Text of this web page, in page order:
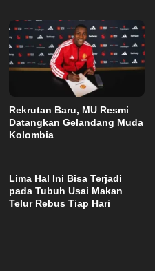
Rekrutan Baru, MU Resmi
Datangkan Gelandang Muda
Kolombia
Lima Hal Ini Bisa Terjadi
pada Tubuh Usai Makan
Telur Rebus Tiap Hari